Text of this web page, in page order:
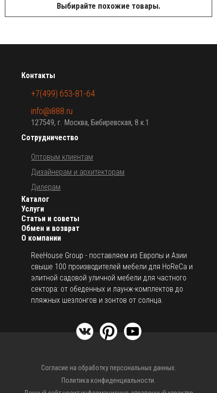
Выбирайте похожие товары.
О компании
ReeHouse Group - поставляем из Европы и Азии
свыше 100 производителей мебели для HoReCa и
элитной садовой уличной мебели для частного
сектора: от обеденных и лаунж-комплектов до
пляжных шезлонгов и зонтов от солнца.
Каталог
Услуги
Статьи и советы
Обмен и возврат
Сотрудничество
Оптовым клиентам
Дизайнерам и архитекторам
Дилерам
Контакты
+7(499) 653-81-64
info@i888.ru
127549, г. Москва, Бибиревская, 8 к.1
Согласие на обработку персональных данных.
Политика конфиденциальности.